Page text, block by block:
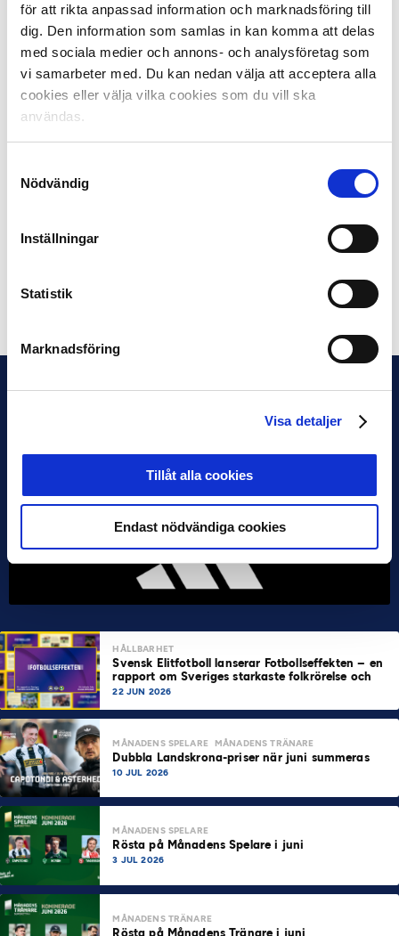
för att rikta anpassad information och marknadsföring till
dig. Den information som samlas in kan komma att delas
med sociala medier och annons- och analysföretag som
vi samarbeter med. Du kan nedan välja att acceptera alla
cookies eller välja vilka cookies som du vill ska
användas.
Nödvändig
Inställningar
Statistik
Marknadsföring
Visa detaljer
Tillåt alla cookies
Endast nödvändiga cookies
FK, nykomling i Superettan, som gjort och gör ett
fantastiskt jobb. De har verkligen lyckats få hela bygden
med sig på ett lysande sätt, säger Ola Rydén.
Östersunds FK ligger faktiskt trea i Superettans
publikliga efter Hammarby och Örebro. ÖFK har ett
I Allsvenskan är snittet efter 19 av 30 omgångar 7.658.
snittet efter 18 av 30 omgångar 2.994, jämfört med
Dela på Facebook Dela på Twitter
HÅLLBARHET
Svensk Elitfotboll lanserar Fotbollseffekten – en
rapport om Sveriges starkaste folkrörelse och
samhällskraft
22 JUN 2026
MÅNADENS SPELARE MÅNADENS TRÄNARE
Dubbla Landskrona-priser när juni summeras
10 JUL 2026
MÅNADENS SPELARE
Rösta på Månadens Spelare i juni
3 JUL 2026
MÅNADENS TRÄNARE
Rösta på Månadens Tränare i juni